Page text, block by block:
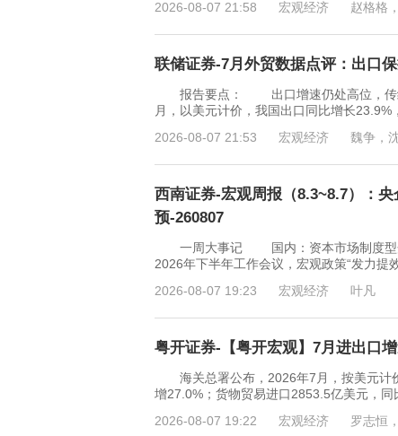
2026-08-07 21:58
宏观经济 赵格格
联储证券-7月外贸数据点评：出口
报告要点： 出口增速仍处高位，传统
月，以美元计价，我国出口同比增长
2026-08-07 21:53
宏观经济 魏争，
西南证券-宏观周报（8.3~8.7）：
预-260807
一周大事记 国内：资本市场制度型开
2026年下半年工作会议，宏观政策“发力提
2026-08-07 19:23
宏观经济 叶凡
粤开证券-【粤开宏观】7月进出口
海关总署公布，2026年7月，按美元计
增27.0%；货物贸易进口2853.5亿美元，
2026-08-07 19:22
宏观经济 罗志恒